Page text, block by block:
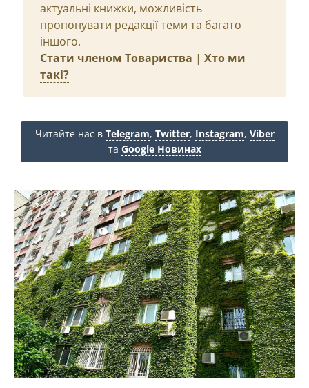
актуальні книжки, можливість
пропонувати редакції теми та багато
іншого.
Стати членом Товариства | Хто ми
такі?
Читайте нас в Telegram, Twitter, Instagram, Viber
та Google Новинах